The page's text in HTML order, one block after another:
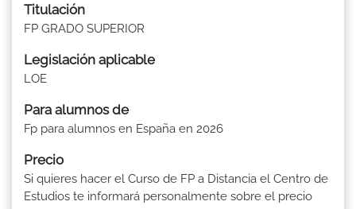
Titulación
FP GRADO SUPERIOR
Legislación aplicable
LOE
Para alumnos de
Fp para alumnos en España en 2026
Precio
Si quieres hacer el Curso de FP a Distancia el Centro de
Estudios te informará personalmente sobre el precio